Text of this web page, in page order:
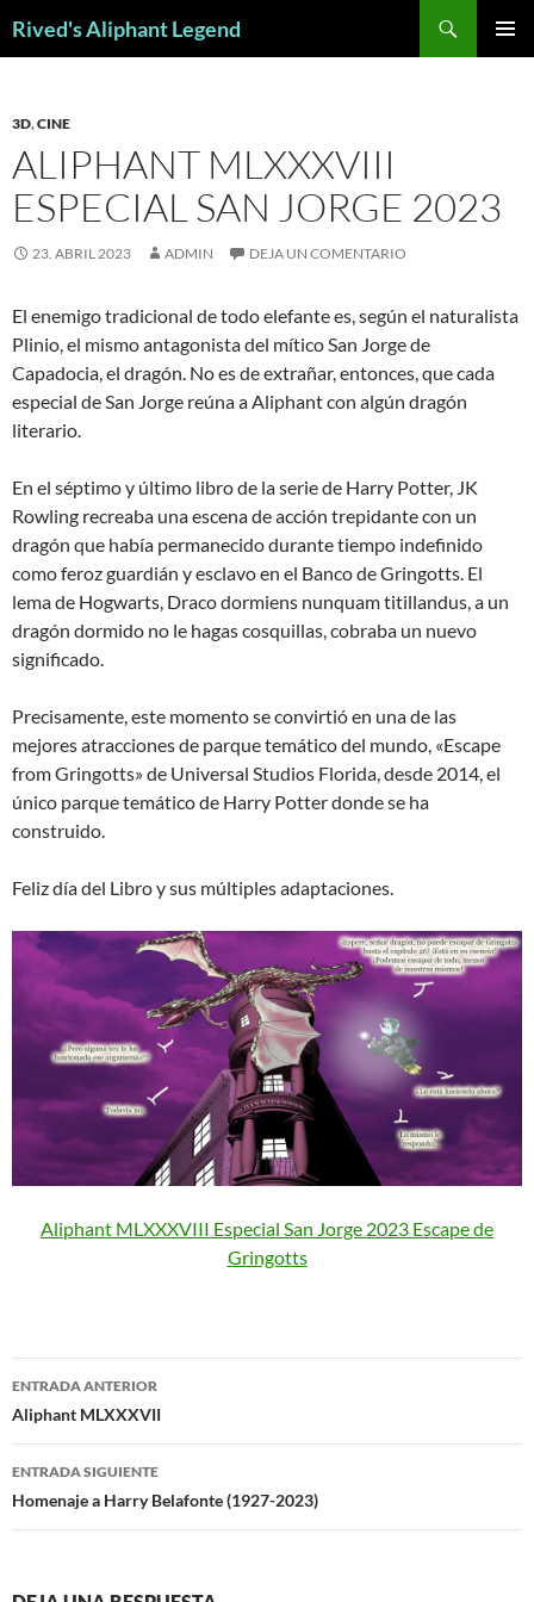
Rived's Aliphant Legend
3D,CINE
ALIPHANT MLXXXVIII
ESPECIAL SAN JORGE 2023
23. ABRIL 2023 ADMIN DEJA UN COMENTARIO
El enemigo tradicional de todo elefante es, según el naturalista
Plinio, el mismo antagonista del mítico San Jorge de
Capadocia, el dragón. No es de extrañar, entonces, que cada
especial de San Jorge reúna a Aliphant con algún dragón
literario.
En el séptimo y último libro de la serie de Harry Potter, JK
Rowling recreaba una escena de acción trepidante con un
dragón que había permanecido durante tiempo indefinido
como feroz guardián y esclavo en el Banco de Gringotts. El
lema de Hogwarts, Draco dormiens nunquam titillandus, a un
dragón dormido no le hagas cosquillas, cobraba un nuevo
significado.
Precisamente, este momento se convirtió en una de las
mejores atracciones de parque temático del mundo, «Escape
from Gringotts» de Universal Studios Florida, desde 2014, el
único parque temático de Harry Potter donde se ha
construido.
Feliz día del Libro y sus múltiples adaptaciones.
Aliphant MLXXXVIII Especial San Jorge 2023 Escape de
Gringotts
Navegación
de
entradas
ENTRADA ANTERIOR
Aliphant MLXXXVII
ENTRADA SIGUIENTE
Homenaje a Harry Belafonte (1927-2023)